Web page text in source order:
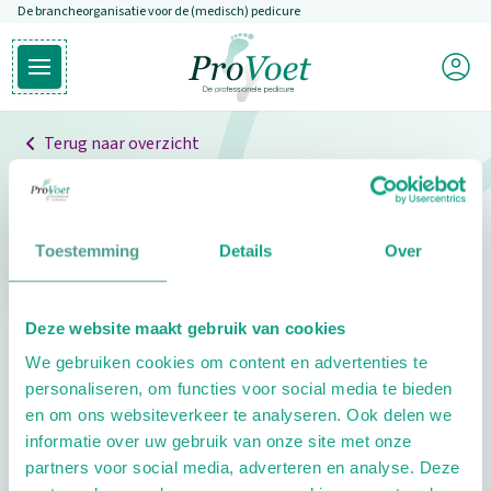
Toestemming Details Over
Deze website maakt gebruik van cookies
We gebruiken cookies om content en advertenties te
personaliseren, om functies voor social media te bieden
en om ons websiteverkeer te analyseren. Ook delen we
informatie over uw gebruik van onze site met onze
partners voor social media, adverteren en analyse. Deze
Overslaan en naar de inhoud gaan
De brancheorganisatie voor de (medisch) pedicure
Open hoofdmenu
Ga naar de homepagina
Mijn
Terug naar overzicht
Professionals
Pedicure niet gevonden
pedicure.